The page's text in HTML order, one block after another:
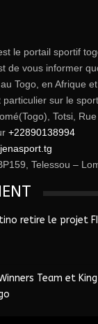
le portail sportif
de vous informer
Togo, en Afrique
sur le
Totsi,
+22890138994
Telessou –
retire le projet
Team et King